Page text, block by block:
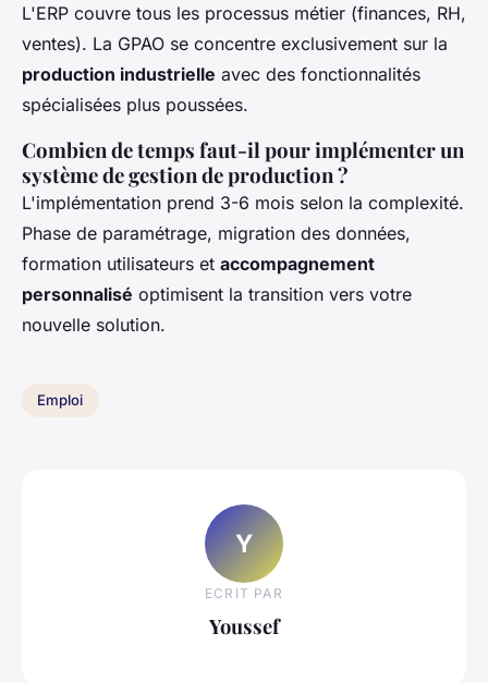
L'ERP couvre tous les processus métier (finances, RH,
ventes). La GPAO se concentre exclusivement sur la
production industrielle avec des fonctionnalités
spécialisées plus poussées.
Combien de temps faut-il pour implémenter un
système de gestion de production ?
L'implémentation prend 3-6 mois selon la complexité.
Phase de paramétrage, migration des données,
formation utilisateurs et accompagnement
personnalisé optimisent la transition vers votre
nouvelle solution.
Emploi
Y
ECRIT PAR
Youssef